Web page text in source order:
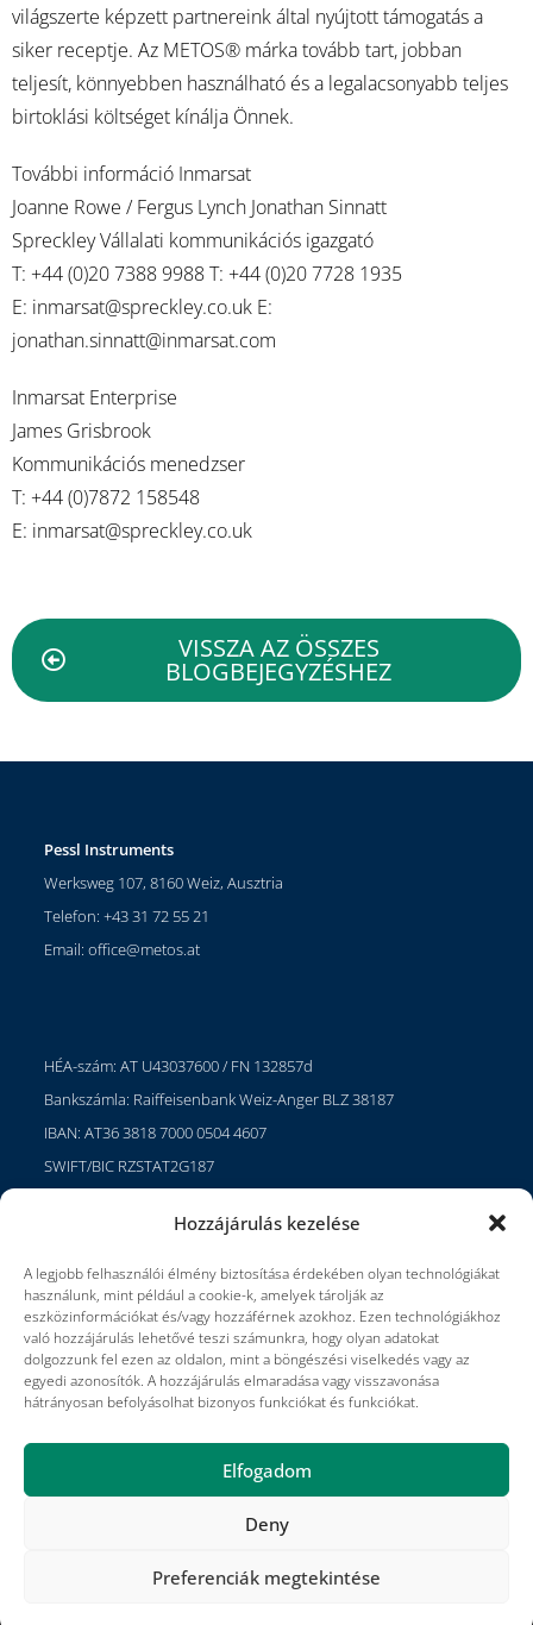
Hozzájárulás kezelése
A legjobb felhasználói élmény biztosítása érdekében olyan technológiákat
használunk, mint például a cookie-k, amelyek tárolják az
eszközinformációkat és/vagy hozzáférnek azokhoz. Ezen technológiákhoz
való hozzájárulás lehetővé teszi számunkra, hogy olyan adatokat
dolgozzunk fel ezen az oldalon, mint a böngészési viselkedés vagy az
egyedi azonosítók. A hozzájárulás elmaradása vagy visszavonása
hátrányosan befolyásolhat bizonyos funkciókat és funkciókat.
Elfogadom
Deny
Preferenciák megtekintése
világszerte képzett partnereink által nyújtott támogatás a
siker receptje. Az METOS® márka tovább tart, jobban
teljesít, könnyebben használható és a legalacsonyabb teljes
birtoklási költséget kínálja Önnek.
További információ Inmarsat
Joanne Rowe / Fergus Lynch Jonathan Sinnatt
Spreckley Vállalati kommunikációs igazgató
T: +44 (0)20 7388 9988 T: +44 (0)20 7728 1935
E: inmarsat@spreckley.co.uk E:
jonathan.sinnatt@inmarsat.com
Inmarsat Enterprise
James Grisbrook
Kommunikációs menedzser
T: +44 (0)7872 158548
E: inmarsat@spreckley.co.uk
VISSZA AZ ÖSSZES
BLOGBEJEGYZÉSHEZ
Pessl Instruments
Werksweg 107, 8160 Weiz, Ausztria
Telefon: +43 31 72 55 21
Email:office@metos.at
HÉA-szám: AT U43037600 / FN 132857d
Bankszámla: Raiffeisenbank Weiz-Anger BLZ 38187
IBAN: AT36 3818 7000 0504 4607
SWIFT/BIC RZSTAT2G187
Projektek
Karrier
Felhasználási feltételek
Impresszum
Kiadványok